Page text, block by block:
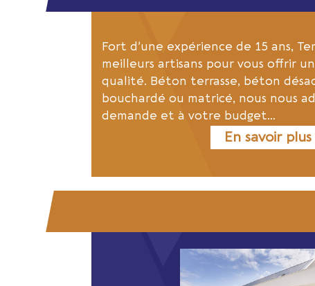
Fort d’une expérience de 15 ans,
meilleurs artisans pour vous offrir
qualité. Béton terrasse, béton
bouchardé ou matricé, nous nous
demande et à votre budget…
En savoir plus